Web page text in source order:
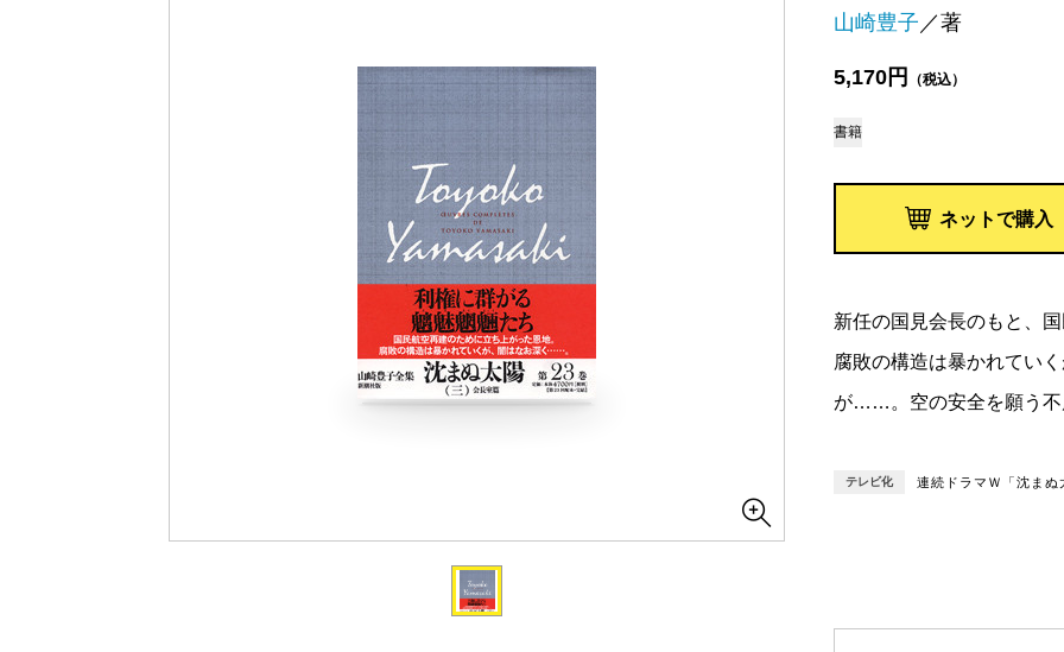
山崎豊子 ／著
5,170円 （税込）
書籍
ネットで購入
新任の国見会長のもと、
腐敗の構造は暴かれてい
が……。空の安全を願う不
テレビ化 連続ドラマＷ「沈まぬ